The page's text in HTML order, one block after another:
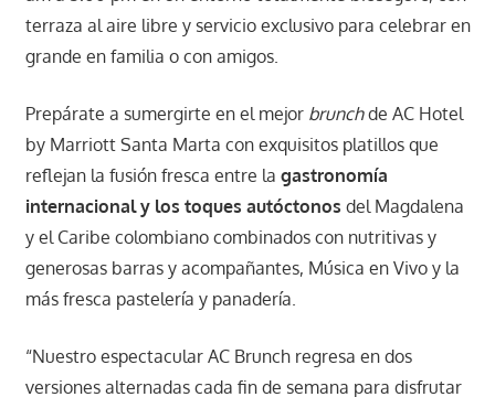
terraza al aire libre y servicio exclusivo para celebrar en
grande en familia o con amigos.
Prepárate a sumergirte en el mejor brunchde AC Hotel
by Marriott Santa Marta con exquisitos platillos que
reflejan la fusión fresca entre la gastronomía
internacional y los toques autóctonos del Magdalena
y el Caribe colombiano combinados con nutritivas y
generosas barras y acompañantes, Música en Vivo y la
más fresca pastelería y panadería.
“Nuestro espectacular AC Brunch regresa en dos
versiones alternadas cada fin de semana para disfrutar